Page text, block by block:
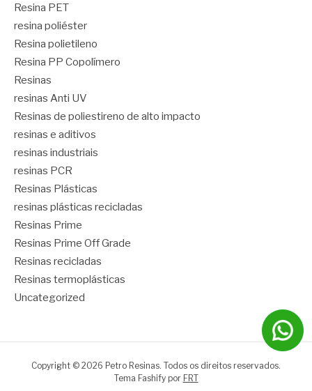
Resina PET
resina poliéster
Resina polietileno
Resina PP Copolímero
Resinas
resinas Anti UV
Resinas de poliestireno de alto impacto
resinas e aditivos
resinas industriais
resinas PCR
Resinas Plásticas
resinas plásticas recicladas
Resinas Prime
Resinas Prime Off Grade
Resinas recicladas
Resinas termoplásticas
Uncategorized
Copyright © 2026 Petro Resinas. Todos os direitos reservados.
Tema Fashify por FRT